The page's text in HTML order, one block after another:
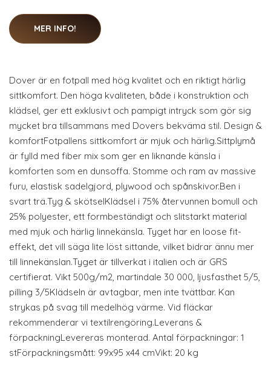
MER INFO!
Dover är en fotpall med hög kvalitet och en riktigt härlig
sittkomfort. Den höga kvaliteten, både i konstruktion och
klädsel, ger ett exklusivt och pampigt intryck som gör sig
mycket bra tillsammans med Dovers bekväma stil. Design &
komfortFotpallens sittkomfort är mjuk och härlig.Sittplymå
är fylld med fiber mix som ger en liknande känsla i
komforten som en dunsoffa. Stomme och ram av massive
furu, elastisk sadelgjord, plywood och spånskivor.Ben i
svart trä.Tyg & skötselKlädsel i 75% återvunnen bomull och
25% polyester, ett formbeständigt och slitstarkt material
med mjuk och härlig linnekänsla. Tyget har en loose fit-
effekt, det vill säga lite löst sittande, vilket bidrar ännu mer
till linnekänslan.Tyget är tillverkat i italien och är GRS
certifierat. Vikt 500g/m2, martindale 30 000, ljusfasthet 5/5,
pilling 3/5Klädseln är avtagbar, men inte tvättbar. Kan
strykas på svag till medelhög värme. Vid fläckar
rekommenderar vi textilrengöring.Leverans &
förpackningLevereras monterad. Antal förpackningar: 1
stFörpackningsmått: 99x95 x44 cmVikt: 20 kg